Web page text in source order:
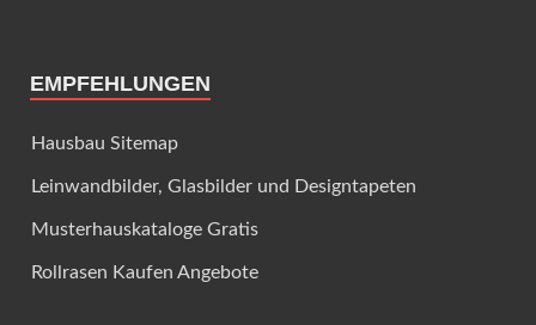
EMPFEHLUNGEN
Hausbau Sitemap
Leinwandbilder, Glasbilder und Designtapeten
Musterhauskataloge Gratis
Rollrasen Kaufen Angebote